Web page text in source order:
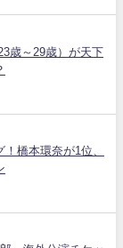
歳～29歳）が天下
橋本環奈が1位、